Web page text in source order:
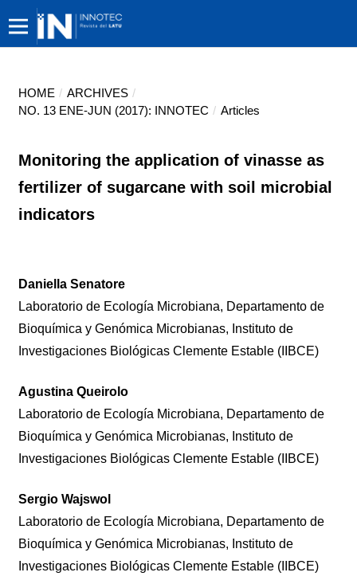
HOME / ARCHIVES /
NO. 13 ENE-JUN (2017): INNOTEC / Articles
Monitoring the application of vinasse as
fertilizer of sugarcane with soil microbial
indicators
Daniella Senatore
Laboratorio de Ecología Microbiana, Departamento de
Bioquímica y Genómica Microbianas, Instituto de
Investigaciones Biológicas Clemente Estable (IIBCE)
Agustina Queirolo
Laboratorio de Ecología Microbiana, Departamento de
Bioquímica y Genómica Microbianas, Instituto de
Investigaciones Biológicas Clemente Estable (IIBCE)
Sergio Wajswol
Laboratorio de Ecología Microbiana, Departamento de
Bioquímica y Genómica Microbianas, Instituto de
Investigaciones Biológicas Clemente Estable (IIBCE)